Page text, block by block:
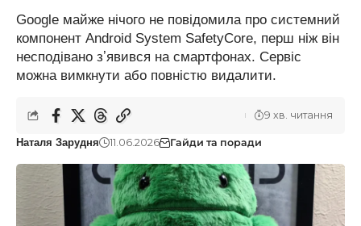
Google майже нічого не повідомила про системний
компонент Android System SafetyCore, перш ніж він
несподівано зʼявився на смартфонах. Сервіс
можна вимкнути або повністю видалити.
Наталя Зарудня 11.06.2026 Гайди та поради
9 хв. читання